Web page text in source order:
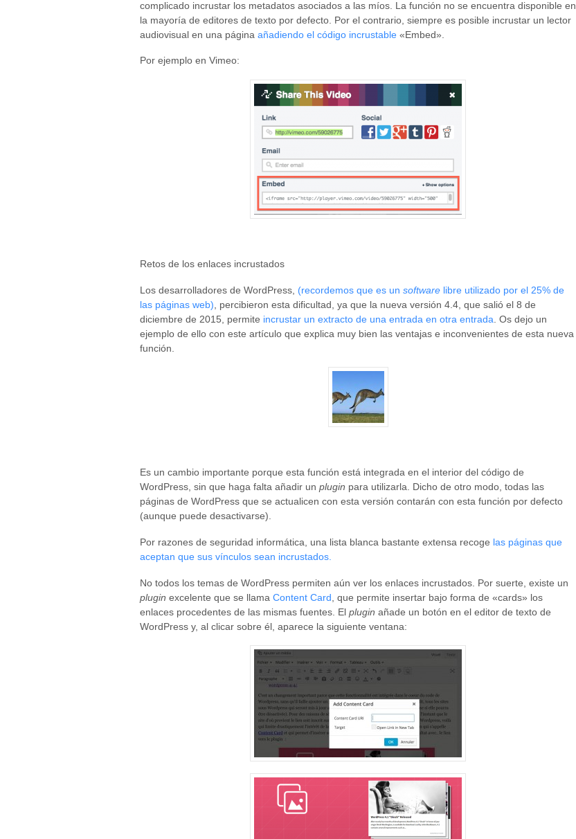
complicado incrustar los metadatos asociados a las míos. La función no se encuentra disponible en
la mayoría de editores de texto por defecto. Por el contrario, siempre es posible incrustar un lector
audiovisual en una página añadiendo el código incrustable «Embed».
Por ejemplo en Vimeo:
Retos de los enlaces incrustados
Los desarrolladores de WordPress, (recordemos que es un software libre utilizado por el 25% de
las páginas web) , percibieron esta dificultad, ya que la nueva versión 4.4, que salió el 8 de
diciembre de 2015, permite incrustar un extracto de una entrada en otra entrada . Os dejo un
ejemplo de ello con este artículo que explica muy bien las ventajas e inconvenientes de esta nueva
función.
Es un cambio importante porque esta función está integrada en el interior del código de
WordPress, sin que haga falta añadir un plugin para utilizarla. Dicho de otro modo, todas las
páginas de WordPress que se actualicen con esta versión contarán con esta función por defecto
(aunque puede desactivarse).
Por razones de seguridad informática, una lista blanca bastante extensa recoge las páginas que
aceptan que sus vínculos sean incrustados.
No todos los temas de WordPress permiten aún ver los enlaces incrustados. Por suerte, existe un
plugin excelente que se llama Content Card , que permite insertar bajo forma de «cards» los
enlaces procedentes de las mismas fuentes. El plugin añade un botón en el editor de texto de
WordPress y, al clicar sobre él, aparece la siguiente ventana: